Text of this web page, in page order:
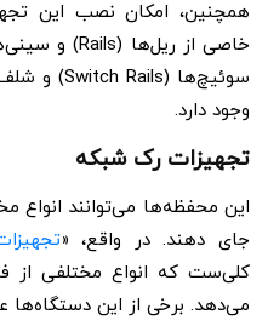
همچنین، امکان نصب این
وجود دارد.
تجهیزات رک شبکه
این محفظه‌ها می‌توانند انواع
جای دهند. در واقع، «
کلی‌ست که انواع مختلفی از
می‌دهد. برخی از این دستگاه‌ها